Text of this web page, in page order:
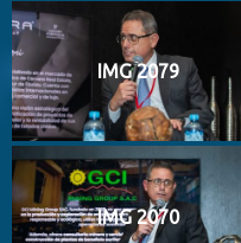
IMG 2079
IMG 2070